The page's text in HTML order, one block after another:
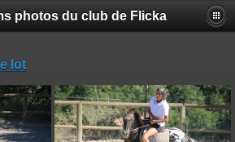
photos du club de Flicka
lot